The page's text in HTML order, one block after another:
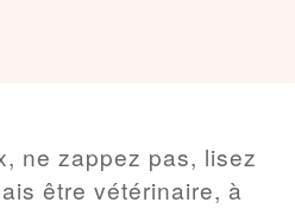
ne zappez pas, lisez
être vétérinaire, à